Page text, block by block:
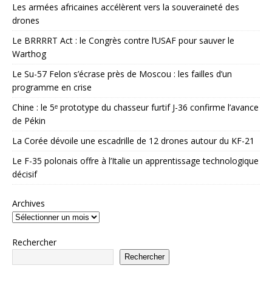
Les armées africaines accélèrent vers la souveraineté des
drones
Le BRRRRT Act : le Congrès contre l’USAF pour sauver le
Warthog
Le Su-57 Felon s’écrase près de Moscou : les failles d’un
programme en crise
Chine : le 5ᵉ prototype du chasseur furtif J-36 confirme l’avance
de Pékin
La Corée dévoile une escadrille de 12 drones autour du KF-21
Le F-35 polonais offre à l’Italie un apprentissage technologique
décisif
Archives
Rechercher
Rechercher